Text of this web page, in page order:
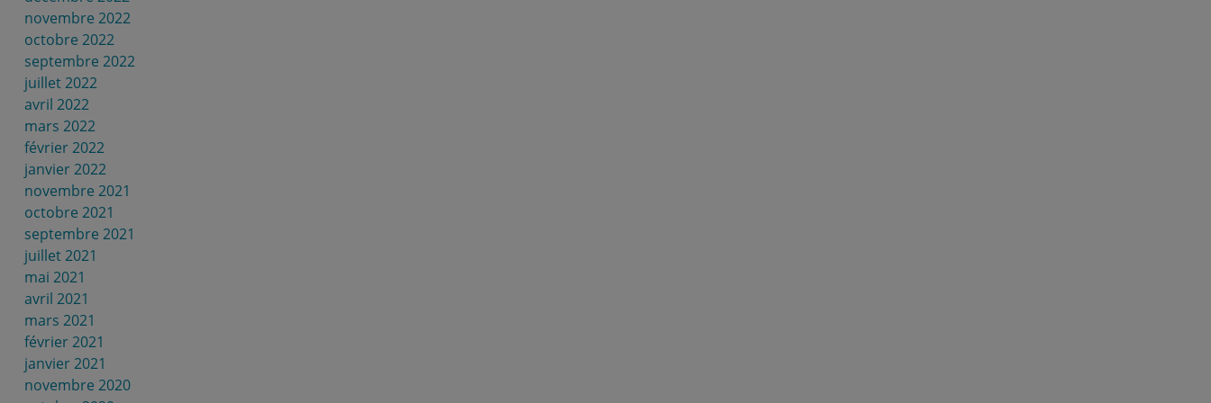
novembre 2022
octobre 2022
septembre 2022
juillet 2022
avril 2022
mars 2022
février 2022
janvier 2022
novembre 2021
octobre 2021
septembre 2021
juillet 2021
mai 2021
avril 2021
mars 2021
février 2021
janvier 2021
novembre 2020